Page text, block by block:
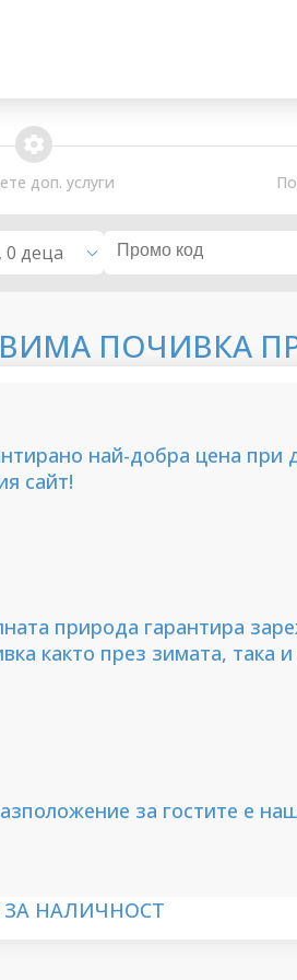
extra_services
доп. услуги
0 деца
ПОЧИВКА
най-добра цена при
сайт!
природа гарантира
както през зимата, така
за гостите е
ЗА НАЛИЧНОСТ